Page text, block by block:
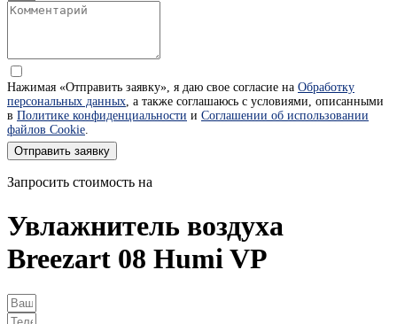
Нажимая «Отправить заявку», я даю свое согласие на Обработку
персональных данных, а также соглашаюсь с условиями, описанными
в Политике конфиденциальности и Соглашении об использовании
файлов Cookie.
Отправить заявку
Запросить стоимость на
Увлажнитель воздуха
Breezart 08 Humi VP